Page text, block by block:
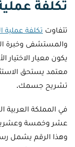
تكلفة
تتفاوت تكلفة عملية
والمستشفى وخبرة
يكون معيار
معتمد يستحق
تشريح جسمك.
في المملكة العربية
عشر وخمسة
وهذا الرقم يشمل